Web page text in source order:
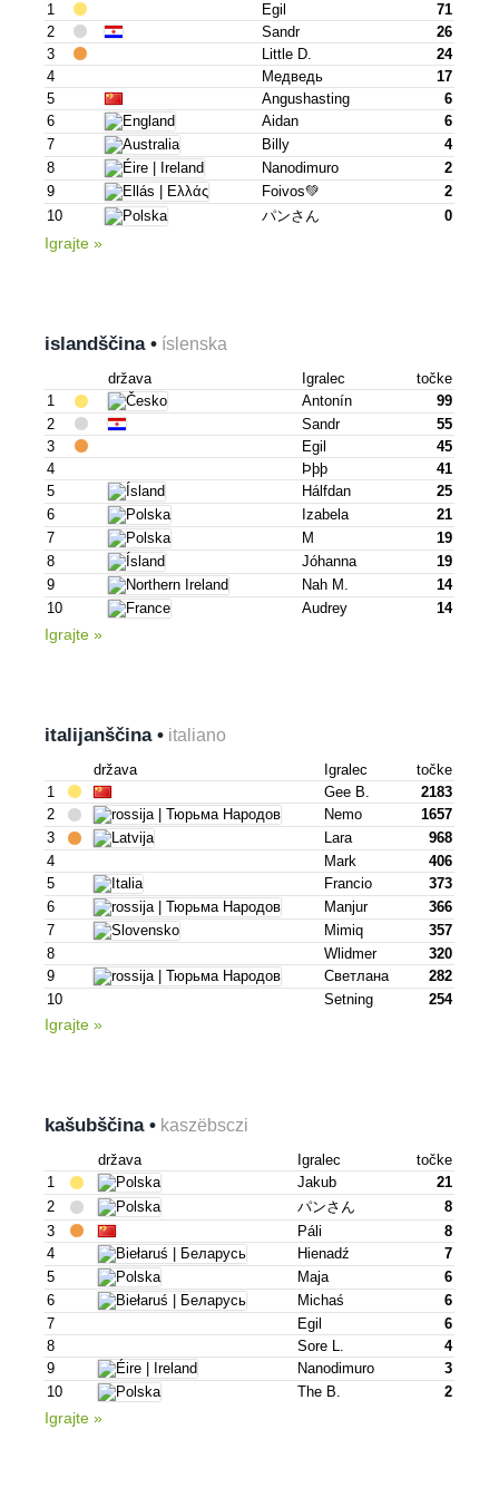
1
Egil
71
2
Sandr
26
3
Little D.
24
4
Медведь
17
5
Angushasting
6
6
Aidan
6
7
Billy
4
8
Nanodimuro
2
9
Foivos💚
2
10
パンさん 0
Igrajte »
islandščina • íslenska
država Igralec
točke
1
Antonín
99
2
Sandr
55
3
Egil
45
4
Þþþ
41
5
Hálfdan
25
6
Izabela
21
7
M
19
8
Jóhanna
19
9
Nah M.
14
10
Audrey 14
Igrajte »
italijanščina • italiano
država Igralec
točke
1
Gee B.
2183
2
Nemo
1657
3
Lara
968
4
Mark
406
5
Francio
373
6
Manjur
366
7
Mimiq
357
8
Wlidmer
320
9
Светлана
282
10
Setning 254
Igrajte »
kašubščina • kaszëbsczi
država Igralec
točke
1
Jakub
21
2
パンさん
8
3
Páli
8
4
Hienadź
7
5
Maja
6
6
Michaś
6
7
Egil
6
8
Sore L.
4
9
Nanodimuro
3
10
The B. 2
Igrajte »